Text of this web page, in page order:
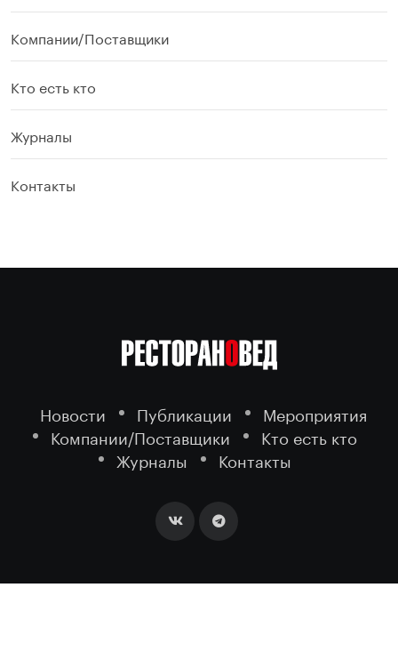
Компании/Поставщики
Кто есть кто
Журналы
Контакты
Новости Публикации
Мероприятия
Компании/Поставщики
Кто есть кто
Журналы
Контакты